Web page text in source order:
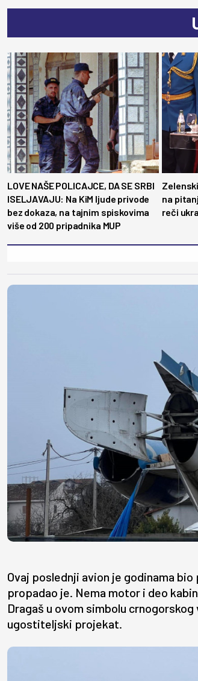
LOVE NAŠE POLICAJCE, DA SE SRBI
ISELJAVAJU: Na KiM ljude privode
bez dokaza, na tajnim spiskovima
više od 200 pripadnika MUP
na
reči
Ovaj poslednji avion je godinama
propadao je. Nema motor i deo
Dragaš u ovom simbolu
ugostiteljski projekat.